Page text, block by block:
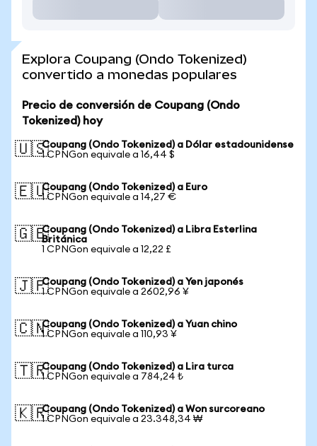
Explora Coupang (Ondo Tokenized)
convertido a monedas populares
Precio de conversión de Coupang (Ondo
Tokenized) hoy
🇺🇸Coupang (Ondo Tokenized) a Dólar estadounidense
1 CPNGon equivale a 16,44 $
🇪🇺Coupang (Ondo Tokenized) a Euro
1 CPNGon equivale a 14,27 €
🇬🇧Coupang (Ondo Tokenized) a Libra Esterlina
Británica
1 CPNGon equivale a 12,22 £
🇯🇵Coupang (Ondo Tokenized) a Yen japonés
1 CPNGon equivale a 2602,96 ¥
🇨🇳Coupang (Ondo Tokenized) a Yuan chino
1 CPNGon equivale a 110,93 ¥
🇹🇷Coupang (Ondo Tokenized) a Lira turca
1 CPNGon equivale a 784,24 ₺
🇰🇷Coupang (Ondo Tokenized) a Won surcoreano
1 CPNGon equivale a 23.348,34 ₩